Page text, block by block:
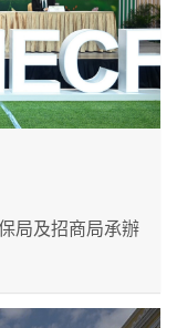
局及招商局承辦